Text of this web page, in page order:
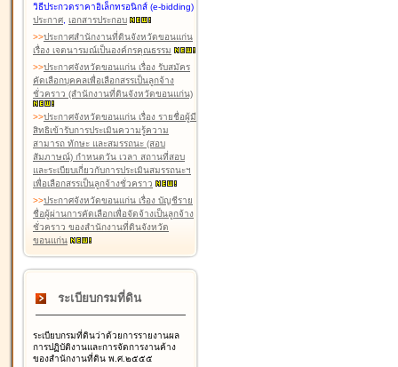
วิธีประกวดราคาอิเล็กทรอนิกส์ (e-bidding)
ประกาศ, เอกสารประกอบ
>>ประกาศสำนักงานที่ดินจังหวัดขอนแก่น
เรื่อง เจตนารมณ์เป็นองค์กรคุณธรรม
>>ประกาศจังหวัดขอนแก่น เรื่อง รับสมัคร
คัดเลือกบุคคลเพื่อเลือกสรรเป็นลูกจ้าง
ชั่วคราว (สำนักงานที่ดินจังหวัดขอนแก่น)
>>ประกาศจังหวัดขอนแก่น เรื่อง รายชื่อผู้มี
สิทธิเข้ารับการประเมินความรู้ความ
สามารถ ทักษะ และสมรรถนะ (สอบ
สัมภาษณ์) กำหนดวัน เวลา สถานที่สอบ
และระเบียบเกี่ยวกับการประเมินสมรรถนะฯ
เพื่อเลือกสรรเป็นลูกจ้างชั่วคราว
>>ประกาศจังหวัดขอนแก่น เรื่อง บัญชีราย
ชื่อผู้ผ่านการคัดเลือกเพื่อจัดจ้างเป็นลูกจ้าง
ชั่วคราว ของสำนักงานที่ดินจังหวัด
ขอนแก่น
ระเบียบกรมที่ดิน
ระเบียบกรมที่ดินว่าด้วยการรายงานผล
การปฏิบัติงานและการจัดการงานค้าง
ของสำนักงานที่ดิน พ.ศ.๒๕๕๕